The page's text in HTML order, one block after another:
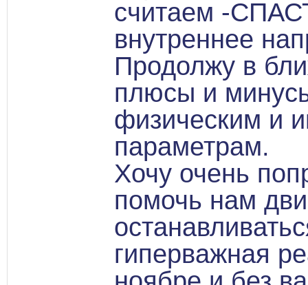
считаем -
внутреннее
Продолжу в
плюсы и
физическим и
параметрам.
Хочу очень
помочь нам
гиперважная